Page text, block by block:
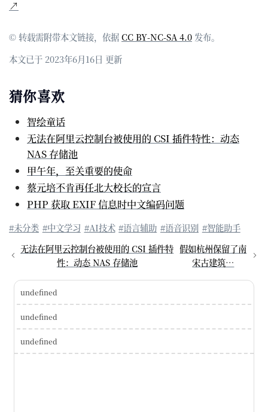
© 转载需附带本文链接，依据CC BY-NC-SA 4.0 发布。
本文已于 2023年6月16日 更新
猜你喜欢
智绘童话
无法在阿里云控制台被使用的 CSI 插件特性：动态
NAS 存储池
甲午年，至关重要的使命
蔡元培不肯再任北大校长的宣言
PHP 获取 EXIF 信息时中文编码问题
#未分类 #中文学习 #AI技术 #语言辅助 #语音识别 #智能助手
无法在阿里云控制台被使用的 CSI 插件特
性：动态 NAS 存储池
假如杭州保留了南
宋古建筑…
undefined
undefined
undefined